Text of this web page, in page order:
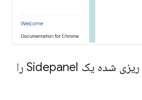
به صورت برنامه ریزی شده یک Sidepanel را